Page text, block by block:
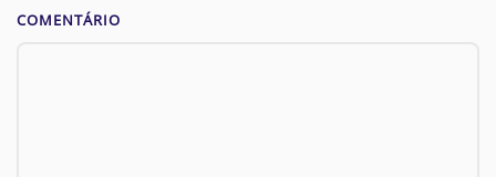
COMENTÁRIO